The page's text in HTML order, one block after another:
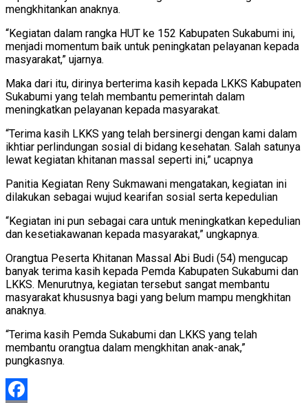
mengkhitankan anaknya.
“Kegiatan dalam rangka HUT ke 152 Kabupaten Sukabumi ini,
menjadi momentum baik untuk peningkatan pelayanan kepada
masyarakat,” ujarnya.
Maka dari itu, dirinya berterima kasih kepada LKKS Kabupaten
Sukabumi yang telah membantu pemerintah dalam
meningkatkan pelayanan kepada masyarakat.
“Terima kasih LKKS yang telah bersinergi dengan kami dalam
ikhtiar perlindungan sosial di bidang kesehatan. Salah satunya
lewat kegiatan khitanan massal seperti ini,” ucapnya
Panitia Kegiatan Reny Sukmawani mengatakan, kegiatan ini
dilakukan sebagai wujud kearifan sosial serta kepedulian
“Kegiatan ini pun sebagai cara untuk meningkatkan kepedulian
dan kesetiakawanan kepada masyarakat,” ungkapnya.
Orangtua Peserta Khitanan Massal Abi Budi (54) mengucap
banyak terima kasih kepada Pemda Kabupaten Sukabumi dan
LKKS. Menurutnya, kegiatan tersebut sangat membantu
masyarakat khususnya bagi yang belum mampu mengkhitan
anaknya.
“Terima kasih Pemda Sukabumi dan LKKS yang telah
membantu orangtua dalam mengkhitan anak-anak,”
pungkasnya.